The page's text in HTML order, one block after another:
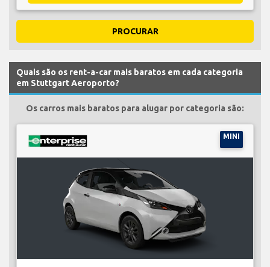
PROCURAR
Quais são os rent-a-car mais baratos em cada categoria
em Stuttgart Aeroporto?
Os carros mais baratos para alugar por categoria são:
MINI